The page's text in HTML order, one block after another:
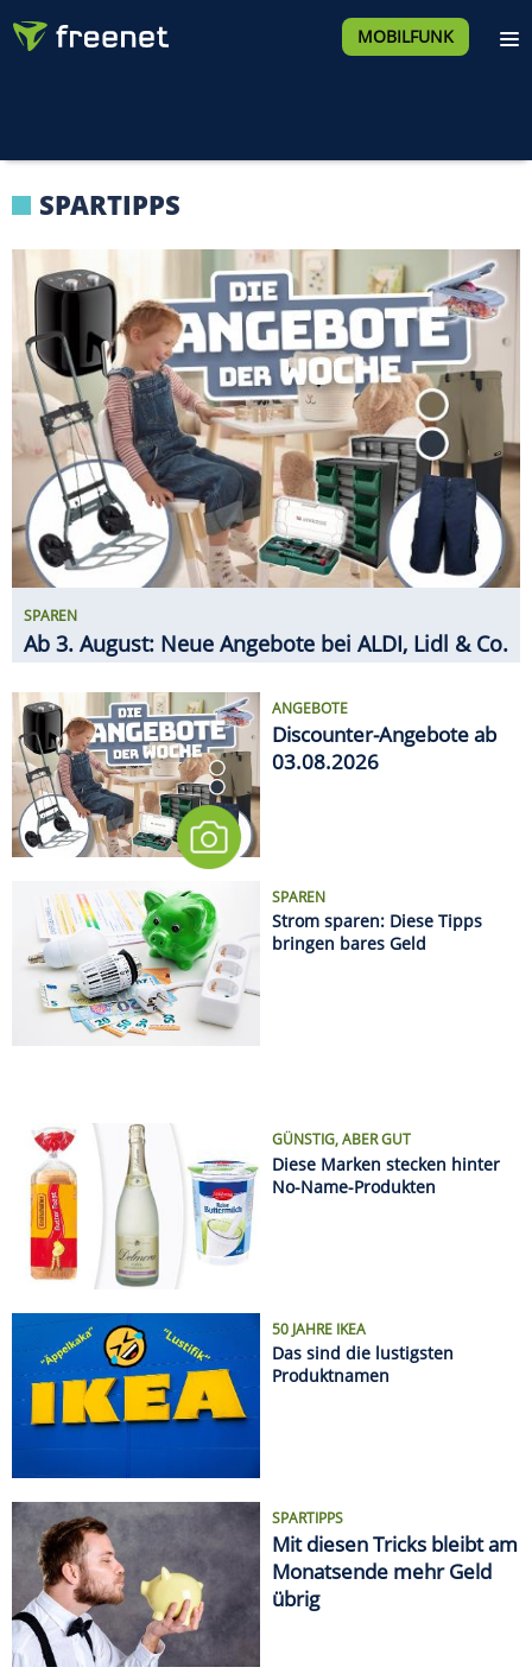
MOBILFUNK
SPARTIPPS
SPAREN
Ab 3. August: Neue Angebote bei ALDI, Lidl & Co.
ANGEBOTE
Discounter-Angebote ab
03.08.2026
SPAREN
Strom sparen: Diese Tipps
bringen bares Geld
GÜNSTIG, ABER GUT
Diese Marken stecken hinter
No-Name-Produkten
50 JAHRE IKEA
Das sind die lustigsten
Produktnamen
SPARTIPPS
Mit diesen Tricks bleibt am
Monatsende mehr Geld
übrig